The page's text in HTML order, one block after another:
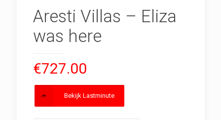
Aresti Villas – Eliza
was here
€727.00
Bekijk Lastminute